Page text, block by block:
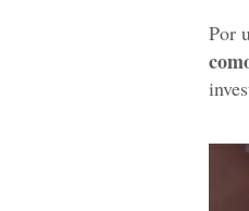
Por